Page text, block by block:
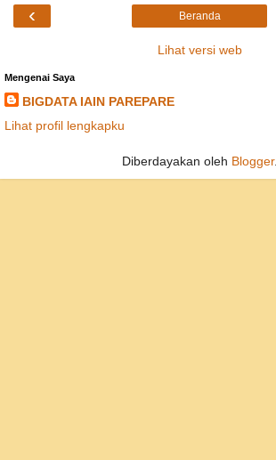
‹ Beranda
Lihat versi web
Mengenai Saya
BIGDATA IAIN PAREPARE
Lihat profil lengkapku
Diberdayakan oleh Blogger.